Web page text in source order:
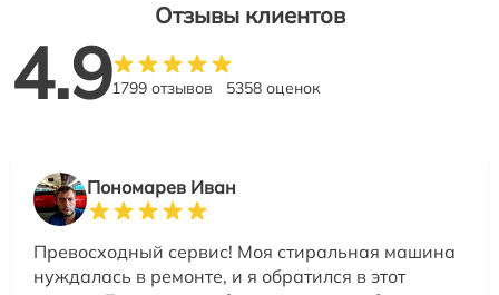
Отзывы клиентов
4.91799 отзывов 5358 оценок
Пономарев Иван
Превосходный сервис! Моя стиральная машина
нуждалась в ремонте, и я обратился в этот